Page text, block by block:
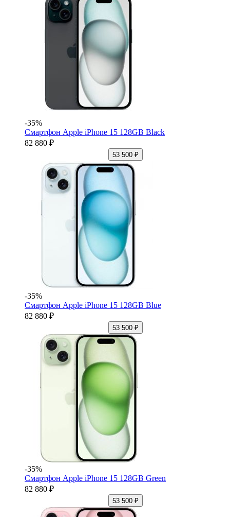
-35%
Смартфон Apple iPhone 15 128GB Black
82 880 ₽
53 500 ₽
-35%
Смартфон Apple iPhone 15 128GB Blue
82 880 ₽
53 500 ₽
-35%
Смартфон Apple iPhone 15 128GB Green
82 880 ₽
53 500 ₽